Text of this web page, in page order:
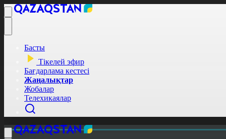
Басты
Тікелей эфир
Бағдарлама кестесі
Жаңалықтар
Жобалар
Телехикаялар